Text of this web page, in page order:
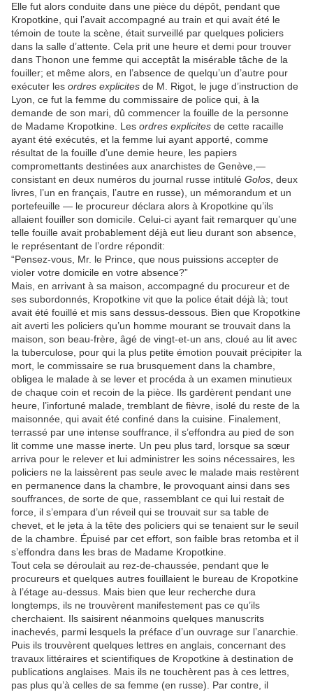
Elle fut alors conduite dans une pièce du dépôt, pendant que
Kropotkine, qui l’avait accompagné au train et qui avait été le
témoin de toute la scène, était surveillé par quelques policiers
dans la salle d’attente. Cela prit une heure et demi pour trouver
dans Thonon une femme qui acceptât la misérable tâche de la
fouiller; et même alors, en l’absence de quelqu’un d’autre pour
exécuter les ordres explicites de M. Rigot, le juge d’instruction de
Lyon, ce fut la femme du commissaire de police qui, à la
demande de son mari, dû commencer la fouille de la personne
de Madame Kropotkine. Les ordres explicites de cette racaille
ayant été exécutés, et la femme lui ayant apporté, comme
résultat de la fouille d’une demie heure, les papiers
compromettants destinées aux anarchistes de Genève,—
consistant en deux numéros du journal russe intitulé Golos , deux
livres, l’un en français, l’autre en russe), un mémorandum et un
portefeuille — le procureur déclara alors à Kropotkine qu’ils
allaient fouiller son domicile. Celui-ci ayant fait remarquer qu’une
telle fouille avait probablement déjà eut lieu durant son absence,
le représentant de l’ordre répondit:
“Pensez-vous, Mr. le Prince, que nous puissions accepter de
violer votre domicile en votre absence?”
Mais, en arrivant à sa maison, accompagné du procureur et de
ses subordonnés, Kropotkine vit que la police était déjà là; tout
avait été fouillé et mis sans dessus-dessous. Bien que Kropotkine
ait averti les policiers qu’un homme mourant se trouvait dans la
maison, son beau-frère, âgé de vingt-et-un ans, cloué au lit avec
la tuberculose, pour qui la plus petite émotion pouvait précipiter la
mort, le commissaire se rua brusquement dans la chambre,
obligea le malade à se lever et procéda à un examen minutieux
de chaque coin et recoin de la pièce. Ils gardèrent pendant une
heure, l’infortuné malade, tremblant de fièvre, isolé du reste de la
maisonnée, qui avait été confiné dans la cuisine. Finalement,
terrassé par une intense souffrance, il s’effondra au pied de son
lit comme une masse inerte. Un peu plus tard, lorsque sa sœur
arriva pour le relever et lui administrer les soins nécessaires, les
policiers ne la laissèrent pas seule avec le malade mais restèrent
en permanence dans la chambre, le provoquant ainsi dans ses
souffrances, de sorte de que, rassemblant ce qui lui restait de
force, il s’empara d’un réveil qui se trouvait sur sa table de
chevet, et le jeta à la tête des policiers qui se tenaient sur le seuil
de la chambre. Épuisé par cet effort, son faible bras retomba et il
s’effondra dans les bras de Madame Kropotkine.
Tout cela se déroulait au rez-de-chaussée, pendant que le
procureurs et quelques autres fouillaient le bureau de Kropotkine
à l’étage au-dessus. Mais bien que leur recherche dura
longtemps, ils ne trouvèrent manifestement pas ce qu’ils
cherchaient. Ils saisirent néanmoins quelques manuscrits
inachevés, parmi lesquels la préface d’un ouvrage sur l’anarchie.
Puis ils trouvèrent quelques lettres en anglais, concernant des
travaux littéraires et scientifiques de Kropotkine à destination de
publications anglaises. Mais ils ne touchèrent pas à ces lettres,
pas plus qu’à celles de sa femme (en russe). Par contre, il